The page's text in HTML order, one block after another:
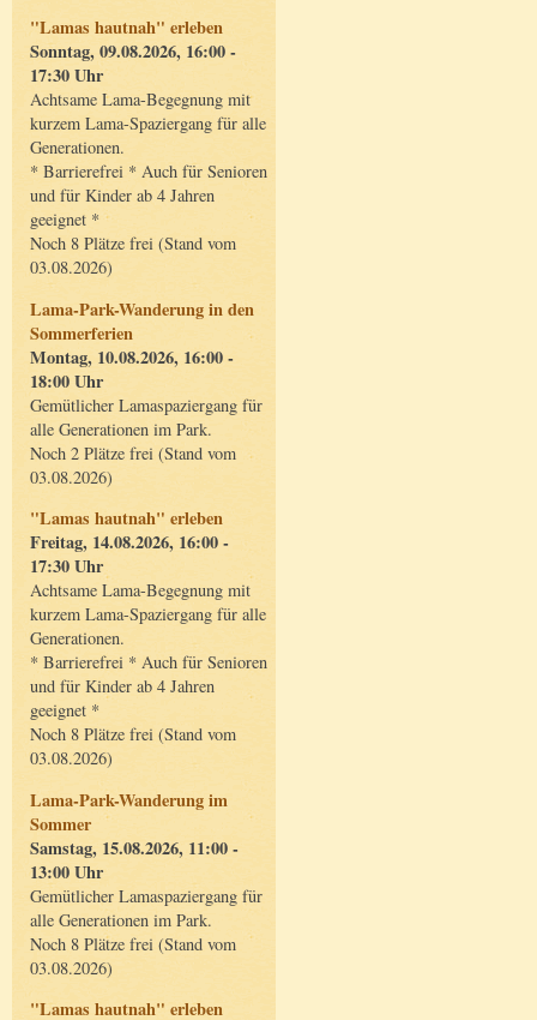
"Lamas hautnah" erleben
Sonntag, 09.08.2026, 16:00 -
17:30 Uhr
Achtsame Lama-Begegnung mit
kurzem Lama-Spaziergang für alle
Generationen.
* Barrierefrei * Auch für Senioren
und für Kinder ab 4 Jahren
geeignet *
Noch 8 Plätze frei (Stand vom
03.08.2026)
Lama-Park-Wanderung in den
Sommerferien
Montag, 10.08.2026, 16:00 -
18:00 Uhr
Gemütlicher Lamaspaziergang für
alle Generationen im Park.
Noch 2 Plätze frei (Stand vom
03.08.2026)
"Lamas hautnah" erleben
Freitag, 14.08.2026, 16:00 -
17:30 Uhr
Achtsame Lama-Begegnung mit
kurzem Lama-Spaziergang für alle
Generationen.
* Barrierefrei * Auch für Senioren
und für Kinder ab 4 Jahren
geeignet *
Noch 8 Plätze frei (Stand vom
03.08.2026)
Lama-Park-Wanderung im
Sommer
Samstag, 15.08.2026, 11:00 -
13:00 Uhr
Gemütlicher Lamaspaziergang für
alle Generationen im Park.
Noch 8 Plätze frei (Stand vom
03.08.2026)
"Lamas hautnah" erleben